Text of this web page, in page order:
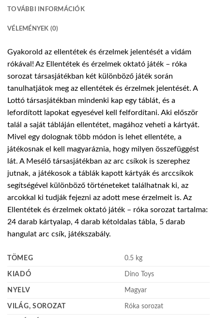
TOVÁBBI INFORMÁCIÓK
VÉLEMÉNYEK (0)
Gyakorold az ellentétek és érzelmek jelentését a vidám
rókával! Az Ellentétek és érzelmek oktató játék – róka
sorozat társasjátékban két különböző játék során
tanulhatjátok meg az ellentétek és érzelmek jelentését. A
Lottó társasjátékban mindenki kap egy táblát, és a
lefordított lapokat egyesével kell felfordítani. Aki először
talál a saját tábláján ellentétet, magához veheti a kártyát.
Mivel egy dolognak több módon is lehet ellentéte, a
játékosnak el kell magyaráznia, hogy milyen összefüggést
lát. A Mesélő társasjátékban az arc csíkok is szerephez
jutnak, a játékosok a táblák kapott kártyák és arccsíkok
segítségével különböző történeteket találhatnak ki, az
arcokkal ki tudják fejezni az adott mese érzelmeit is. Az
Ellentétek és érzelmek oktató játék – róka sorozat tartalma:
24 darab kártyalap, 4 darab kétoldalas tábla, 5 darab
hangulat arc csík, játékszabály.
TÖMEG 0.5 kg
KIADÓ Dino Toys
NYELV Magyar
VILÁG, SOROZAT Róka sorozat